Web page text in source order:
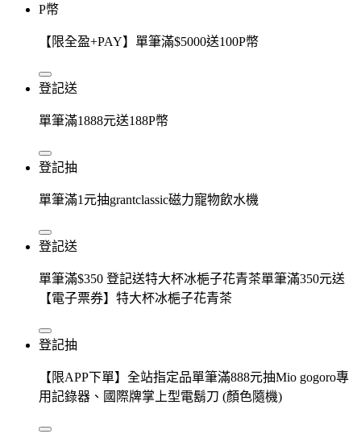
P幣
【限全盈+PAY】單筆滿$5000送100P幣
登記送
單筆滿1888元送188P幣
登記抽
單筆滿1元抽grantclassic磁力寵物飲水機
登記送
單筆滿$350 登記送特大杯冰梔子花青茶單筆滿350元送
【電子票券】特大杯冰梔子花青茶
登記抽
【限APP下單】全站指定品單筆滿888元抽Mio gogoro專
用記錄器、國際牌掌上型電鬍刀 (顏色隨機)